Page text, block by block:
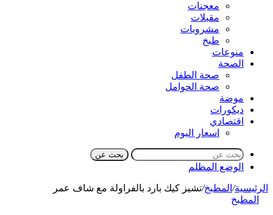
معجنات
مقبلات
مشروبات
طبخ
منوعات
الصحة
صحة الطفل
صحة الحوامل
موضة
ديكورات
اقتصادي
اسعار اليوم
بحث عن
الوضع المظلم
الرئيسية/ المطبخ/تشيز كيك بارد بالفراولة مع شاف عمر
المطبخ